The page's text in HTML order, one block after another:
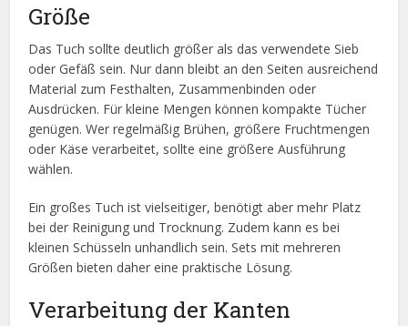
Größe
Das Tuch sollte deutlich größer als das verwendete Sieb
oder Gefäß sein. Nur dann bleibt an den Seiten ausreichend
Material zum Festhalten, Zusammenbinden oder
Ausdrücken. Für kleine Mengen können kompakte Tücher
genügen. Wer regelmäßig Brühen, größere Fruchtmengen
oder Käse verarbeitet, sollte eine größere Ausführung
wählen.
Ein großes Tuch ist vielseitiger, benötigt aber mehr Platz
bei der Reinigung und Trocknung. Zudem kann es bei
kleinen Schüsseln unhandlich sein. Sets mit mehreren
Größen bieten daher eine praktische Lösung.
Verarbeitung der Kanten